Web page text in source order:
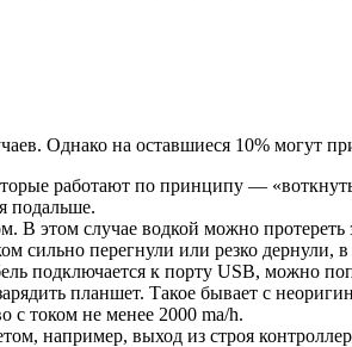
Однако на оставшиеся 10% могут
работают по принципу —
подальше.
В этом случае водкой можно
перегнули или резко дернули,
подключается к порту USB, можно
планшет. Такое бывает с
с током не менее 2000 ma/h.
например, выход из строя